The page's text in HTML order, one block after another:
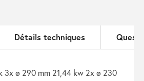
Détails techniques